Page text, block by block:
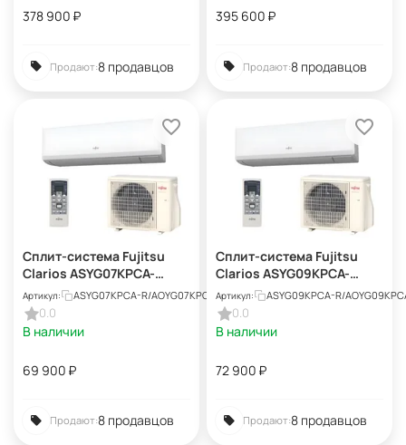
378 900 ₽
Продают:8 продавцов
395 600 ₽
Продают:8 продавцов
Сплит-система Fujitsu
Clarios ASYG07KPCA-
R/AOYG07KPCA-R
Артикул: ASYG07KPCA-R/AOYG07KPCA-R
0.0
В наличии
69 900 ₽
Продают:8 продавцов
Сплит-система Fujitsu
Clarios ASYG09KPCA-
R/AOYG09KPCA-R
Артикул: ASYG09KPCA-R/
0.0
В наличии
72 900 ₽
Продают:8 продавцов